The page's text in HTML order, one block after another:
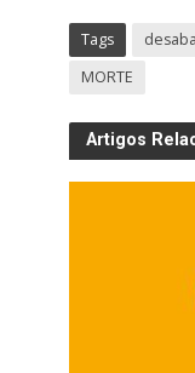
Tags
MORTE
Artigos